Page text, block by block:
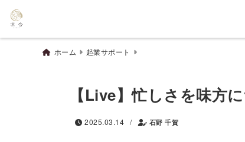
ホーム 起業サポート
【Live】忙しさを味方
2025.03.14 / 石野 千賀